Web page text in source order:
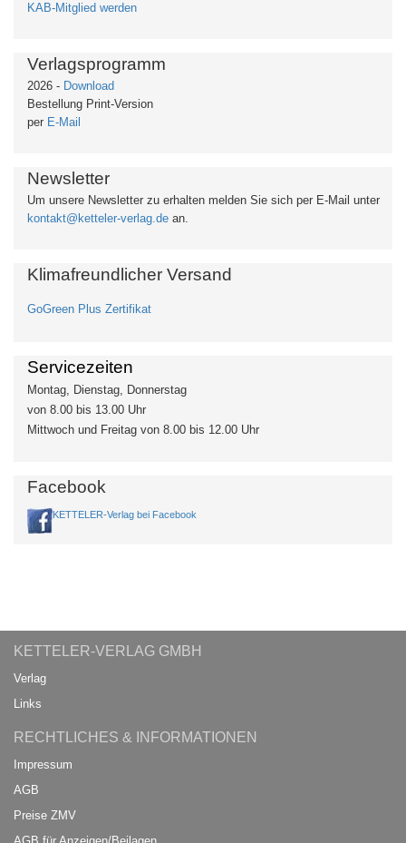
KAB-Mitglied werden
Verlagsprogramm
2026 - Download
Bestellung Print-Version
per E-Mail
Newsletter
Um unsere Newsletter zu erhalten melden Sie sich per E-Mail unter
kontakt@ketteler-verlag.de an.
Klimafreundlicher Versand
GoGreen Plus Zertifikat
Servicezeiten
Montag, Dienstag, Donnerstag
von 8.00 bis 13.00 Uhr
Mittwoch und Freitag von 8.00 bis 12.00 Uhr
Facebook
KETTELER-Verlag bei Facebook
KETTELER-VERLAG GMBH
Verlag
Links
RECHTLICHES & INFORMATIONEN
Impressum
AGB
Preise ZMV